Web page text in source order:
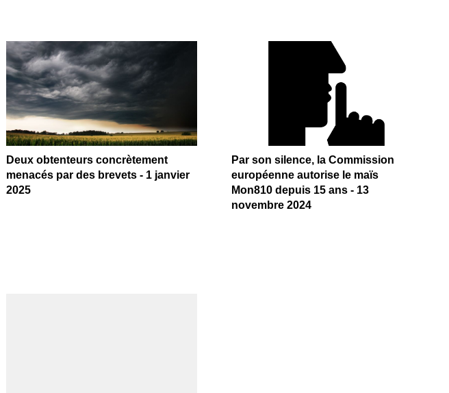
Deux obtenteurs concrètement
menacés par des brevets - 1 janvier
2025
Par son silence, la Commission
européenne autorise le maïs
Mon810 depuis 15 ans - 13
novembre 2024